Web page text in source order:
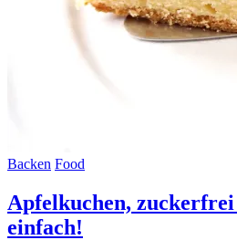
Backen Food
Apfelkuchen,
einfach!